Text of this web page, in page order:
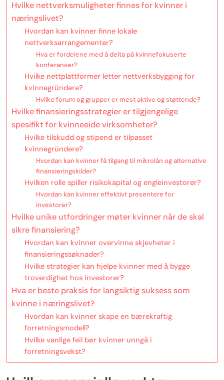
Hvilke nettverksmuligheter finnes for kvinner i
næringslivet?
Hvordan kan kvinner finne lokale
nettverksarrangementer?
Hva er fordelene med å delta på kvinnefokuserte
konferanser?
Hvilke nettplattformer letter nettverksbygging for
kvinnegründere?
Hvilke forum og grupper er mest aktive og støttende?
Hvilke finansieringsstrategier er tilgjengelige
spesifikt for kvinneeide virksomheter?
Hvilke tilskudd og stipend er tilpasset
kvinnegründere?
Hvordan kan kvinner få tilgang til mikrolån og alternative
finansieringskilder?
Hvilken rolle spiller risikokapital og engleinvestorer?
Hvordan kan kvinner effektivt presentere for
investorer?
Hvilke unike utfordringer møter kvinner når de skal
sikre finansiering?
Hvordan kan kvinner overvinne skjevheter i
finansieringssøknader?
Hvilke strategier kan hjelpe kvinner med å bygge
troverdighet hos investorer?
Hva er beste praksis for langsiktig suksess som
kvinne i næringslivet?
Hvordan kan kvinner skape en bærekraftig
forretningsmodell?
Hvilke vanlige feil bør kvinner unngå i
forretningsvekst?